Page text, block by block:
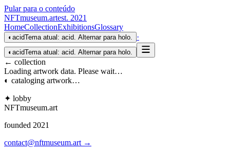
Pular para o conteúdo
NFTmuseum.artest. 2021
HomeCollectionExhibitionsGlossary
◐ acidTema atual: acid. Alternar para holo. ·
◐ acidTema atual: acid. Alternar para holo.
← collection
Loading artwork data. Please wait…
◐ cataloging artwork…
✦ lobby
NFTmuseum.art
founded 2021
contact@nftmuseum.art →